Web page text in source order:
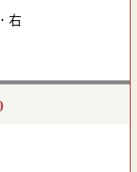
右